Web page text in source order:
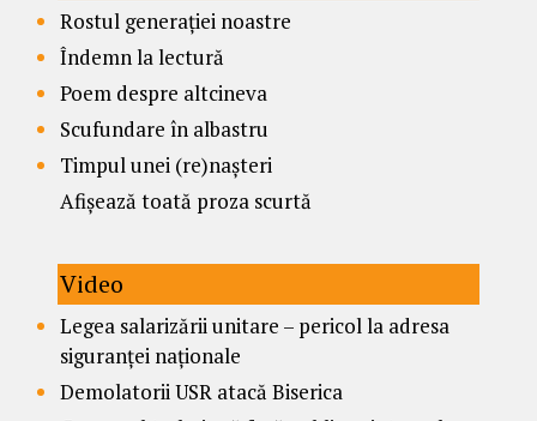
Rostul generației noastre
Îndemn la lectură
Poem despre altcineva
Scufundare în albastru
Timpul unei (re)nașteri
Afișează toată proza scurtă
Video
Legea salarizării unitare – pericol la adresa
siguranței naționale
Demolatorii USR atacă Biserica